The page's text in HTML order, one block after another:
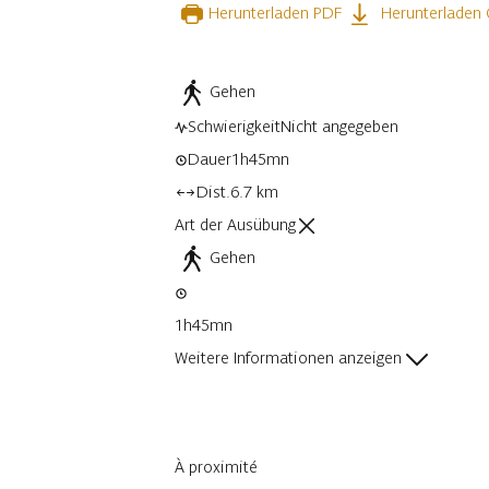
Herunterladen PDF Herunterladen
Gehen
SchwierigkeitNicht angegeben
Dauer1h45mn
Dist.6.7 km
Art der Ausübung
Gehen
1h45mn
Weitere Informationen anzeigen
À proximité